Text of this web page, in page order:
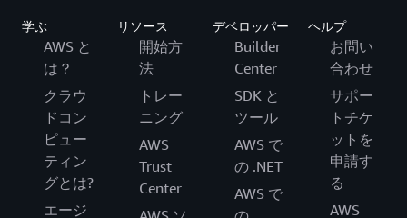
ー州
学ぶ
AWS と
は？
クラウ
ドコン
ピュー
ティン
グとは?
エージ
リソース
開始方
法
トレー
ニング
AWS
Trust
Center
デベロッパー
Builder
Center
SDK と
ツール
AWS で
の .NET
AWS で
ヘルプ
お問い
合わせ
サポー
トチケ
ットを
申請す
る
AWS